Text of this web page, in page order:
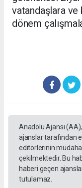
vatandaşlara ve
dönem
Anadolu Ajansı
ajanslar tarafından
editörlerinin
çekilmektedir. Bu
haberi geçen
tutulamaz.